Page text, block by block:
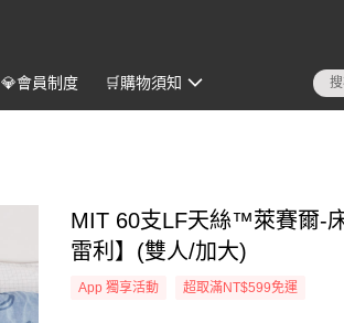
💎會員制度 🛒購物須知
MIT 60支LF天絲™萊賽爾-
雷利】(雙人/加大)
App 獨享活動 超取滿NT$599免運